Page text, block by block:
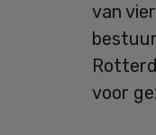
van
voor